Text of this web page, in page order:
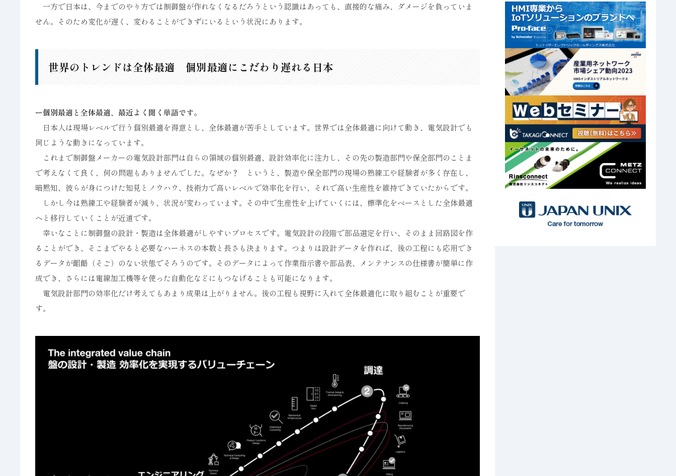
一方で日本は、今までのやり方では制御盤が作れなくなるだろうという認識はあっても、直接的な痛み、ダメージを負っていま
せん。そのため変化が遅く、変わることができずにいるという状況にあります。
世界のトレンドは全体最適 個別最適にこだわり遅れる日本
ー個別最適と全体最適、最近よく聞く単語です。
日本人は現場レベルで行う個別最適を得意とし、全体最適が苦手としています。世界では全体最適に向けて動き、電気設計でも
同じような動きになっています。
これまで制御盤メーカーの電気設計部門は自らの領域の個別最適、設計効率化に注力し、その先の製造部門や保全部門のことま
で考えなくて良く、何の問題もありませんでした。なぜか？ というと、製造や保全部門の現場の熟練工や経験者が多く存在し、
暗黙知、彼らが身につけた知見とノウハウ、技術力で高いレベルで効率化を行い、それで高い生産性を維持できていたからです。
しかし今は熟練工や経験者が減り、状況が変わっています。その中で生産性を上げていくには、標準化をベースとした全体最適
へと移行していくことが近道です。
幸いなことに制御盤の設計・製造は全体最適がしやすいプロセスです。電気設計の段階で部品選定を行い、そのまま回路図を作
ることができ、そこまでやると必要なハーネスの本数と長さも決まります。つまりは設計データを作れば、後の工程にも応用でき
るデータが齟齬（そご）のない状態でそろうのです。そのデータによって作業指示書や部品表、メンテナンスの仕様書が簡単に作
成でき、さらには電線加工機等を使った自動化などにもつなげることも可能になります。
電気設計部門の効率化だけ考えてもあまり成果は上がりません。後の工程も視野に入れて全体最適化に取り組むことが重要で
す。